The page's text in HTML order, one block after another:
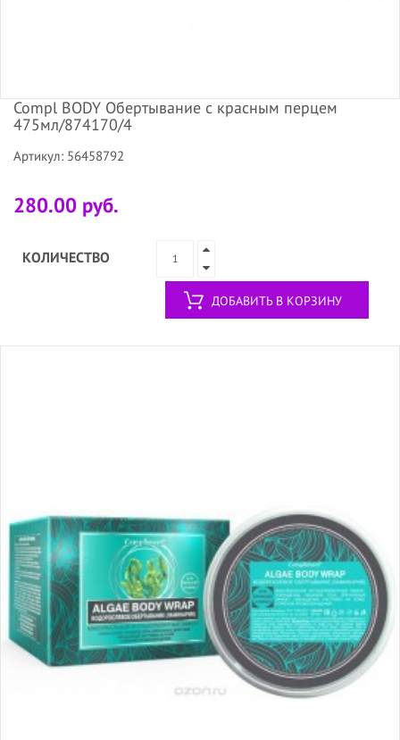
Compl BODY Обертывание с красным перцем
475мл/874170/4
Артикул: 56458792
280.00 руб.
КОЛИЧЕСТВО
ДОБАВИТЬ В КОРЗИНУ